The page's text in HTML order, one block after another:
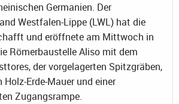
Germanien. Der
Westfalen-Lippe (LWL) hat die
und eröffnete am Mittwoch in
Römerbaustelle Aliso mit dem
der vorgelagerten Spitzgräben,
Holz-Erde-Mauer und einer
Zugangsrampe.